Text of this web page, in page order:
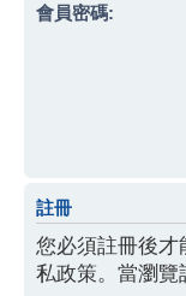
會員密碼:
註冊
您必須註冊後才
私政策。當瀏覽